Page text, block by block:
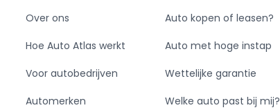
Over ons
Hoe Auto Atlas werkt
Voor autobedrijven
Automerken
Auto kopen of leasen?
Auto met hoge instap
Wettelijke garantie
Welke auto past bij mij?